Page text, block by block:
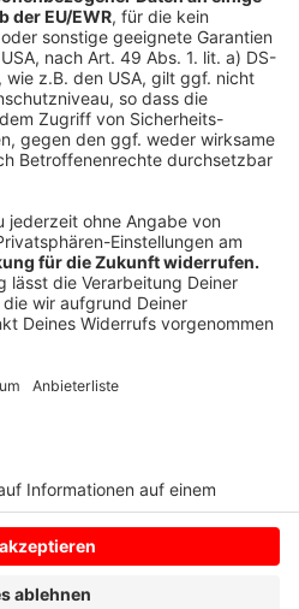
Service kann
Aktivitäten
lesen Sie die
stimmen Sie der
zu, um dieses
anzusehen.
Consent